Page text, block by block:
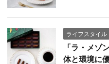
ライフスタイル
「ラ・メゾ
体と環境に